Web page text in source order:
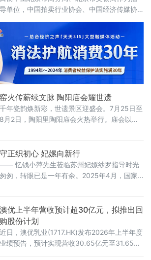
多种形式，为户外一线工作者送去防暑保障与
关怀。
导单位，中国拍卖行业协会、中国经济传媒协
术品商会作为支持单位，北京商报社与北京拍
卖行业协会联合主办的第八届艺势发展论坛暨
艺术市场价值榜在京落下帷幕。
窑火传薪续文脉 陶阳庙会耀世遗
千年瓷韵焕新彩，世遗景区迎盛会。7月25日至
8月2日，陶阳里陶阳庙会火热举行。庙会以匠
具瓷都魅力的文化盛宴。景德镇手工瓷业遗存
成功入选世界文化遗产，为陶阳里历史文化旅
游区的文化发展注入强劲动力。
守正织初心 妃嫘向新行
—— 忆钱小萍先生莅临苏州妃嫘纱罗指导时光
匆匆，转眼已是一年有余。2025年4月，国家
工坊，现场传艺、悉心指导的场景，依旧清晰
如昨。
澳优上半年营收预计超30亿元，拟推出回
购股份计划
近日，澳优乳业(1717.HK)发布2026年上半年度
业绩预告，预计实现营收30.65亿元至31.65亿